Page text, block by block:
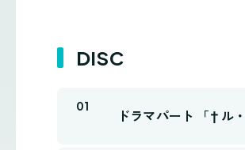
DISC
ドラマパート 「† ル